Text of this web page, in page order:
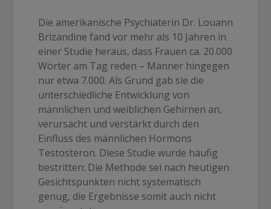
Die amerikanische Psychiaterin Dr. Louann
Brizandine fand vor mehr als 10 Jahren in
einer Studie heraus, dass Frauen ca. 20.000
Wörter am Tag reden – Männer hingegen
nur etwa 7.000. Als Grund gab sie die
unterschiedliche Entwicklung von
männlichen und weiblichen Gehirnen an,
verursacht und verstärkt durch den
Einfluss des männlichen Hormons
Testosteron. Diese Studie wurde häufig
bestritten: Die Methode sei nach heutigen
Gesichtspunkten nicht systematisch
genug, die Ergebnisse somit auch nicht